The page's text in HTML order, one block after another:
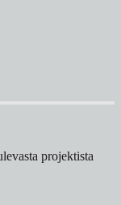
projektista